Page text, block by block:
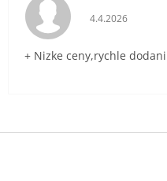
Hodnocení
4.4.2026
+ Nizke ceny,rychle
Z